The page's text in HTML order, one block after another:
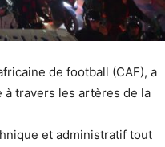
de football (CAF), a
à travers les artères de la
et administratif tout